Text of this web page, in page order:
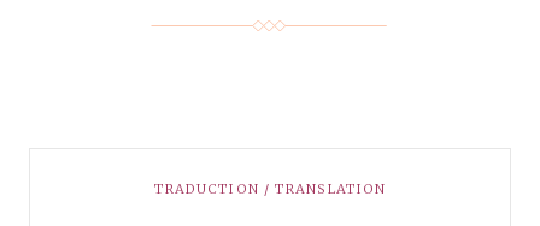
TRADUCTION / TRANSLATION